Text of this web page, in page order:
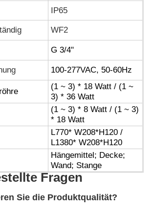
IP65
WF2
G 3/4"
100-277VAC, 50-60Hz
(1 ~ 3) * 18 Watt / (1 ~
3) * 36 Watt
(1 ~ 3) * 8 Watt / (1 ~ 3)
* 18 Watt
L770* W208*H120 /
L1380* W208*H120
Hängemittel; Decke;
Wand; Stange
Fragen
Sie die Produktqualität?